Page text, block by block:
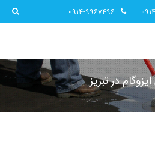
0914-9967496
در تبریز